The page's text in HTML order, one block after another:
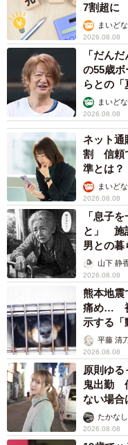
7割超に
まいど
2026.08.08
「だん
の55歳
らとの
まいど
2026.08.08
ネット通
割 信頼
準とは？
まいど
2026.08.08
「息子
と」 施
男との
から】
山下 静
2026.08.08
熊本地震
痛め… 被
示する「
平藤 清刀
2026.08.08
原則ゆ
鬼出勤
ない場合
ストに取
たかな
2026.08.08